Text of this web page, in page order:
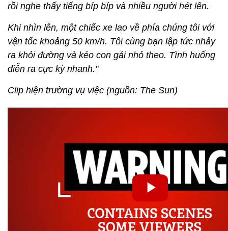
rồi nghe thấy tiếng bíp bíp và nhiều người hét lên.
Khi nhìn lên, một chiếc xe lao về phía chúng tôi với
vận tốc khoảng 50 km/h. Tôi cùng bạn lập tức nhảy
ra khỏi đường và kéo con gái nhỏ theo. Tình huống
diễn ra cực kỳ nhanh."
Clip hiện trường vụ việc (nguồn: The Sun)